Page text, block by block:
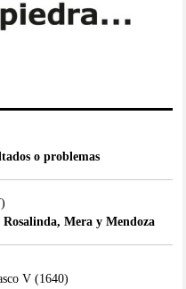
o problemas
Mera y Mendoza
V(1640)